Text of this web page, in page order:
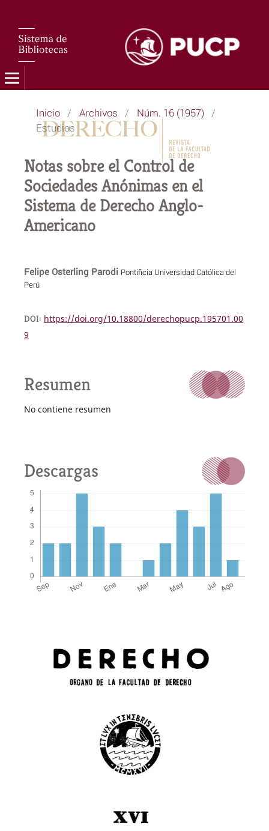
Inicio / Archivos / Núm. 16 (1957) /
Estudios
Notas sobre el Control de
Sociedades Anónimas en el
Sistema de Derecho Anglo-
Americano
Felipe Osterling Parodi Pontificia Universidad Católica del
Perú
DOI: https://doi.org/10.18800/derechopucp.195701.00
9
Resumen
No contiene resumen
Descargas